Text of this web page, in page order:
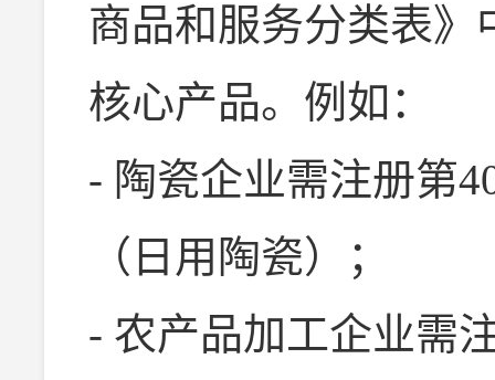
商品和服务分类表
核心产品。例如：
- 陶瓷企业需注册第
（日用陶瓷）；
- 农产品加工企业需